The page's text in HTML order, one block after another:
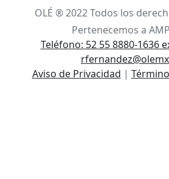
OLÉ ® 2022 Todos los
Pertenecemos a
Teléfono: 52 55 8880-1636
Aviso de Privacidad |